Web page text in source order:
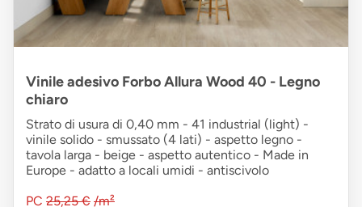
Vinile adesivo Forbo Allura Wood 40 - Legno
chiaro
Strato di usura di 0,40 mm - 41 industrial (light) -
vinile solido - smussato (4 lati) - aspetto legno -
tavola larga - beige - aspetto autentico - Made in
Europe - adatto a locali umidi - antiscivolo
PC 25,25 € /m²